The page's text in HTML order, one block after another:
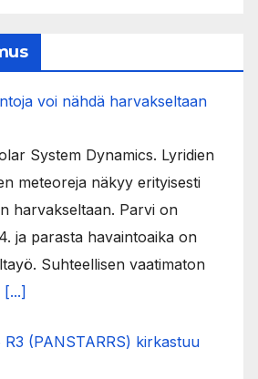
voi nähdä harvakseltaan
System Dynamics. Lyridien
meteoreja näkyy erityisesti
harvakseltaan. Parvi on
ja parasta havaintoaika on
Suhteellisen vaatimaton
[...]
R3 (PANSTARRS) kirkastuu